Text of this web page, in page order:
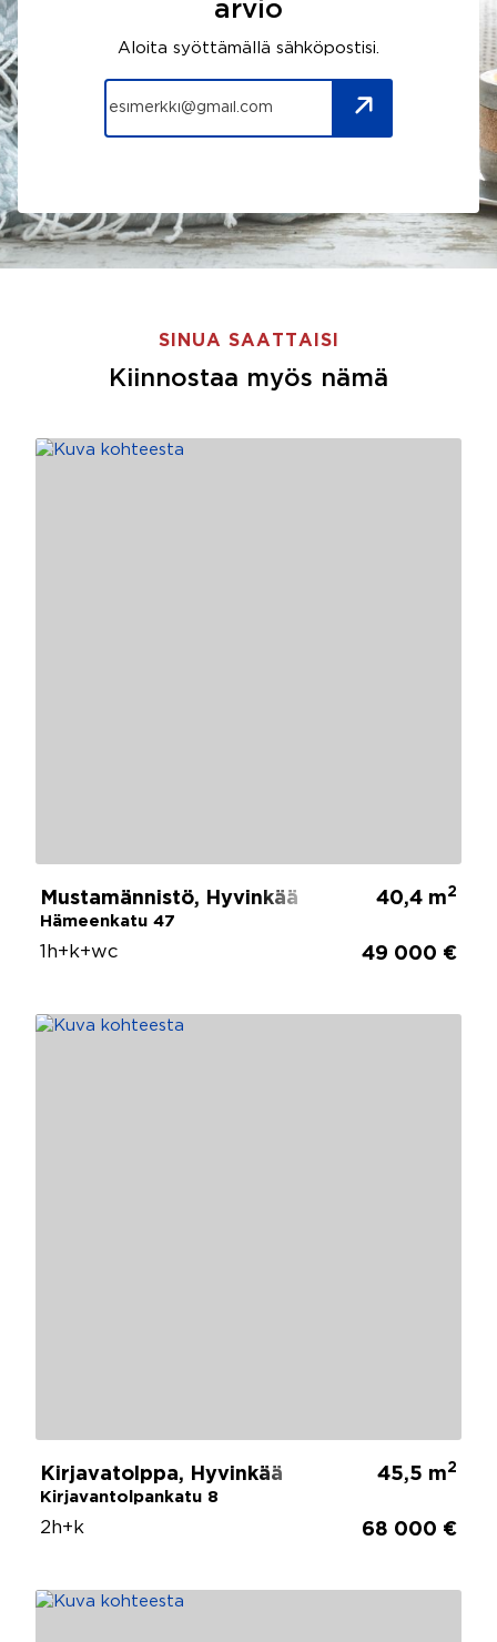
arvio
Aloita syöttämällä sähköpostisi.
SINUA SAATTAISI
Kiinnostaa myös nämä
Mustamännistö, Hyvinkää
Hämeenkatu 47
40,4 m2
1h+k+wc 49 000 €
Kirjavatolppa, Hyvinkää
Kirjavantolpankatu 8
45,5 m2
2h+k 68 000 €